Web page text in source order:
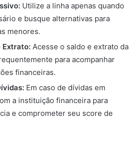
Utilize a linha apenas quando
e busque alternativas para
menores.
Extrato: Acesse o saldo e extrato da
para acompanhar
financeiras.
Em caso de dívidas em
a instituição financeira para
e comprometer seu score de